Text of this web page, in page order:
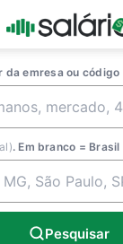
emresa ou código
. Em branco = Brasil
Pesquisar